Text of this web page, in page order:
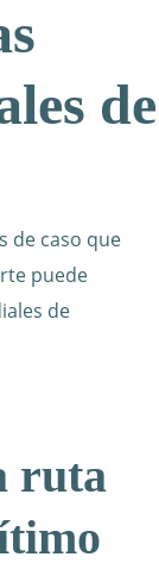
de
de caso que
puede
de
ruta